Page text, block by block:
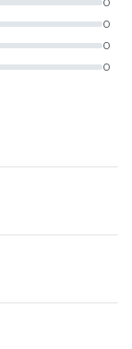
0
0
0